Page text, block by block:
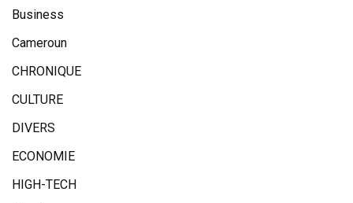
Business
Cameroun
CHRONIQUE
CULTURE
DIVERS
ECONOMIE
HIGH-TECH